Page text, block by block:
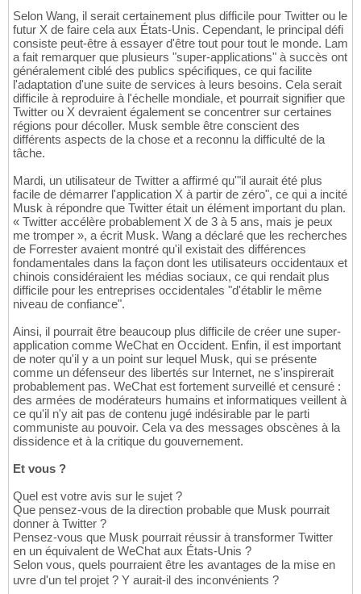
Selon Wang, il serait certainement plus difficile pour Twitter ou le
futur X de faire cela aux États-Unis. Cependant, le principal défi
consiste peut-être à essayer d'être tout pour tout le monde. Lam
a fait remarquer que plusieurs "super-applications" à succès ont
généralement ciblé des publics spécifiques, ce qui facilite
l'adaptation d'une suite de services à leurs besoins. Cela serait
difficile à reproduire à l'échelle mondiale, et pourrait signifier que
Twitter ou X devraient également se concentrer sur certaines
régions pour décoller. Musk semble être conscient des
différents aspects de la chose et a reconnu la difficulté de la
tâche.
Mardi, un utilisateur de Twitter a affirmé qu'"il aurait été plus
facile de démarrer l'application X à partir de zéro", ce qui a incité
Musk à répondre que Twitter était un élément important du plan.
« Twitter accélère probablement X de 3 à 5 ans, mais je peux
me tromper », a écrit Musk. Wang a déclaré que les recherches
de Forrester avaient montré qu'il existait des différences
fondamentales dans la façon dont les utilisateurs occidentaux et
chinois considéraient les médias sociaux, ce qui rendait plus
difficile pour les entreprises occidentales "d'établir le même
niveau de confiance".
Ainsi, il pourrait être beaucoup plus difficile de créer une super-
application comme WeChat en Occident. Enfin, il est important
de noter qu'il y a un point sur lequel Musk, qui se présente
comme un défenseur des libertés sur Internet, ne s'inspirerait
probablement pas. WeChat est fortement surveillé et censuré :
des armées de modérateurs humains et informatiques veillent à
ce qu'il n'y ait pas de contenu jugé indésirable par le parti
communiste au pouvoir. Cela va des messages obscènes à la
dissidence et à la critique du gouvernement.
Et vous ?
Quel est votre avis sur le sujet ?
Que pensez-vous de la direction probable que Musk pourrait
donner à Twitter ?
Pensez-vous que Musk pourrait réussir à transformer Twitter
en un équivalent de WeChat aux États-Unis ?
Selon vous, quels pourraient être les avantages de la mise en
uvre d'un tel projet ? Y aurait-il des inconvénients ?